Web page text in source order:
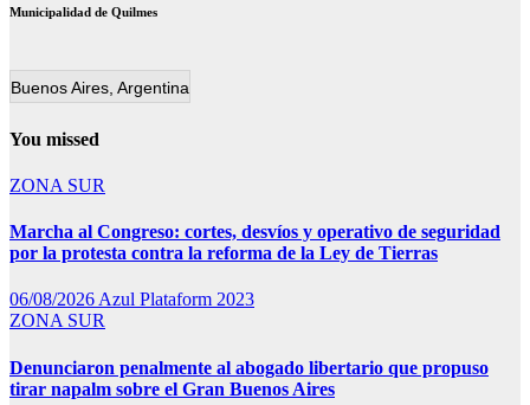
Municipalidad de Quilmes
Buenos Aires, Argentina
You missed
ZONA SUR
Marcha al Congreso: cortes, desvíos y operativo de seguridad
por la protesta contra la reforma de la Ley de Tierras
06/08/2026Azul Plataform 2023
ZONA SUR
Denunciaron penalmente al abogado libertario que propuso
tirar napalm sobre el Gran Buenos Aires